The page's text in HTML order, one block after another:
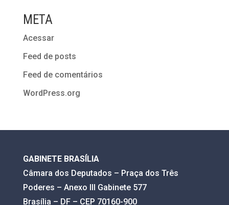
META
Acessar
Feed de posts
Feed de comentários
WordPress.org
GABINETE BRASÍLIA
Câmara dos Deputados – Praça dos Três
Poderes – Anexo III Gabinete 577
Brasília – DF – CEP 70160-900